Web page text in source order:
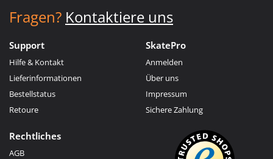
Fragen? Kontaktiere uns
Support
Hilfe & Kontakt
Lieferinformationen
Bestellstatus
Retoure
SkatePro
Anmelden
Über uns
Impressum
Sichere Zahlung
Rechtliches
AGB